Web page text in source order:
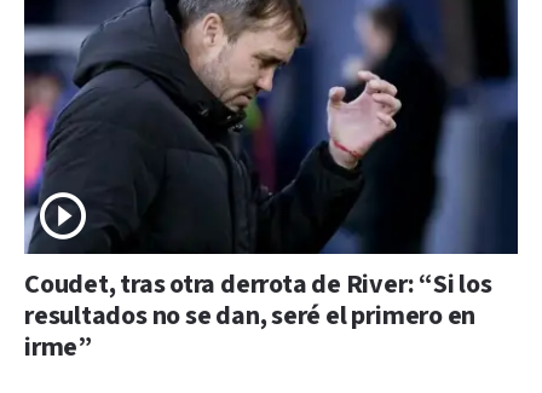
Coudet, tras otra derrota de River: “Si los
resultados no se dan, seré el primero en
irme”